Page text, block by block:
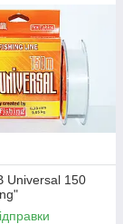
Universal 150